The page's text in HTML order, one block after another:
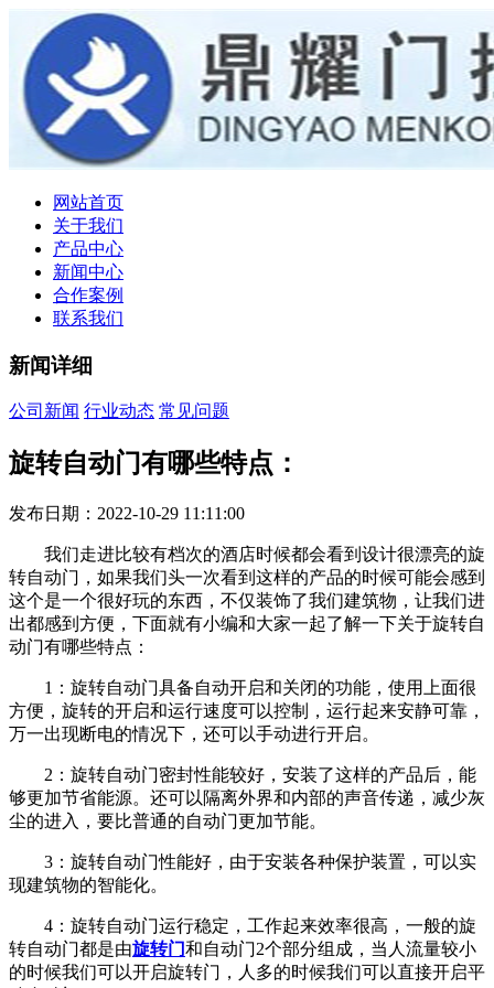
网站首页
关于我们
产品中心
新闻中心
合作案例
联系我们
新闻详细
公司新闻 行业动态 常见问题
旋转自动门有哪些特点：
发布日期：2022-10-29 11:11:00
我们走进比较有档次的酒店时候都会看到设计很漂亮的旋
转自动门，如果我们头一次看到这样的产品的时候可能会感到
这个是一个很好玩的东西，不仅装饰了我们建筑物，让我们进
出都感到方便，下面就有小编和大家一起了解一下关于旋转自
动门有哪些特点：
1：旋转自动门具备自动开启和关闭的功能，使用上面很
方便，旋转的开启和运行速度可以控制，运行起来安静可靠，
万一出现断电的情况下，还可以手动进行开启。
2：旋转自动门密封性能较好，安装了这样的产品后，能
够更加节省能源。还可以隔离外界和内部的声音传递，减少灰
尘的进入，要比普通的自动门更加节能。
3：旋转自动门性能好，由于安装各种保护装置，可以实
现建筑物的智能化。
4：旋转自动门运行稳定，工作起来效率很高，一般的旋
转自动门都是由旋转门和自动门2个部分组成，当人流量较小
的时候我们可以开启旋转门，人多的时候我们可以直接开启平